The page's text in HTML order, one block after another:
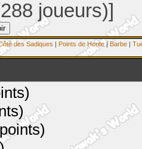
joueurs)]
des Sadiques | Points de Honte| Barbe |